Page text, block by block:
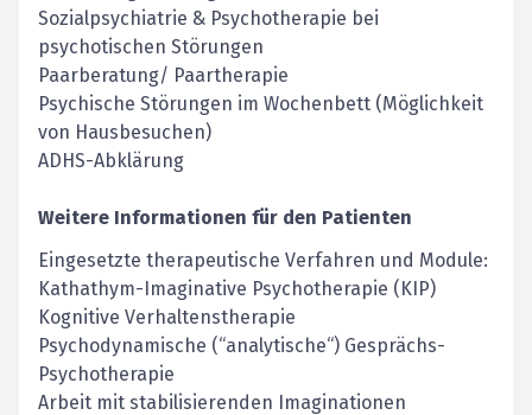
Sozialpsychiatrie & Psychotherapie bei
psychotischen Störungen
Paarberatung/ Paartherapie
Psychische Störungen im Wochenbett (Möglichkeit
von Hausbesuchen)
ADHS-Abklärung
Weitere Informationen für den Patienten
Eingesetzte therapeutische Verfahren und Module:
Kathathym-Imaginative Psychotherapie (KIP)
Kognitive Verhaltenstherapie
Psychodynamische (“analytische“) Gesprächs-
Psychotherapie
Arbeit mit stabilisierenden Imaginationen